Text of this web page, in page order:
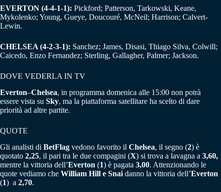
EVERTON (4-4-1-1): Pickford; Patterson, Tarkowski, Keane,
Mykolenko; Young, Gueye, Doucouré, McNeil; Harrison; Calvert-
Lewin.
CHELSEA (4-2-3-1): Sanchez; James, Disasi, Thiago Silva, Colwill;
Caicedo, Enzo Fernandez; Sterling, Gallagher, Palmer; Jackson.
DOVE VEDERLA IN TV
Everton–Chelsea, in programma domenica alle 15:00 non potrà
essere vista su Sky, ma la piattaforma satellitare ha scelto di dare
priorità ad altre partite.
QUOTE
Gli analisti di BetFlag vedono favorito il Chelsea, il segno (2) è
quotato 2,25, il pari tra le due compagini (X) si trova a lavagna a 3,60,
mentre la vittoria dell’Everton (1) è pagata 3,00. Attenzionando le
quote vediamo che William Hill e Snai danno la vittoria dell’Everton
(1) a 2,70.